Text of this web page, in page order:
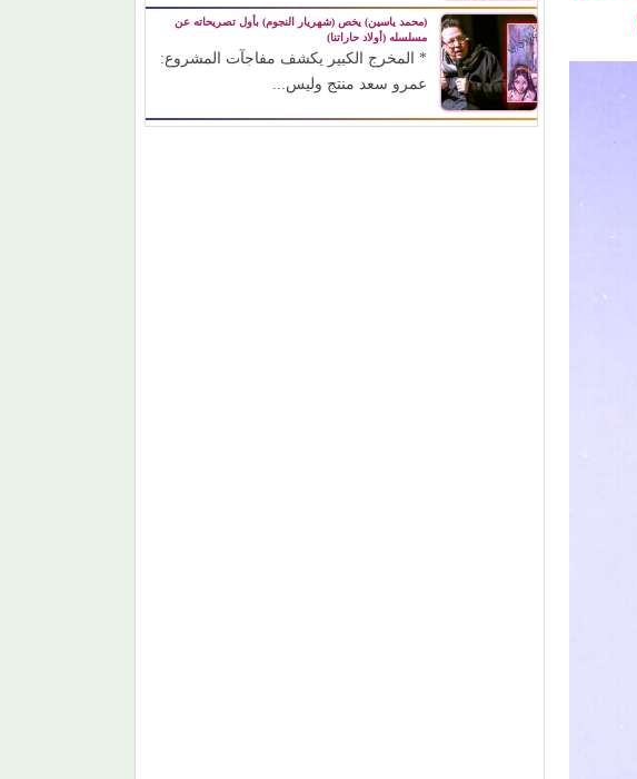
(محمد ياسين) يخص (شهريار النجوم) بأول تصريحاته عن
مسلسله (أولاد حاراتنا)
* المخرج الكبير يكشف مفاجآت المشروع:
عمرو سعد منتج وليس...